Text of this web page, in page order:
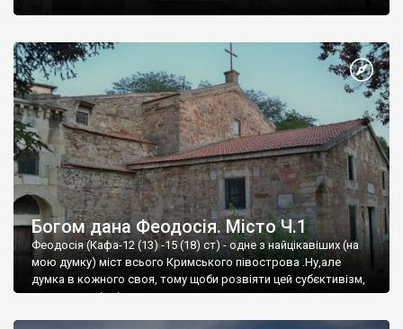
Богом дана Феодосія. Місто Ч.1
Феодосія (Кафа-12 (13) -15 (18) ст) - одне з найцікавіших (на
мою думку) міст всього Кримського півострова .Ну,але
думка в кожного своя, тому щоби розвіяти цей субєктивізм,
запрошую відвідати це